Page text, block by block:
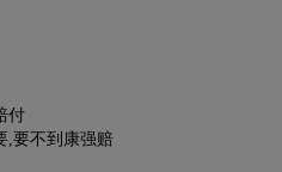
付
,要不到康强赔